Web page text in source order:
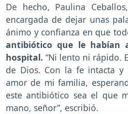
De hecho, Paulina
encargada de dejar unas
ánimo y confianza en que
antibiótico que le habían
hospital. “Ni lento ni rápido.
de Dios. Con la fe intacta
amor de mi familia,
este antibiótico sea el que
mano, señor”, escribió.